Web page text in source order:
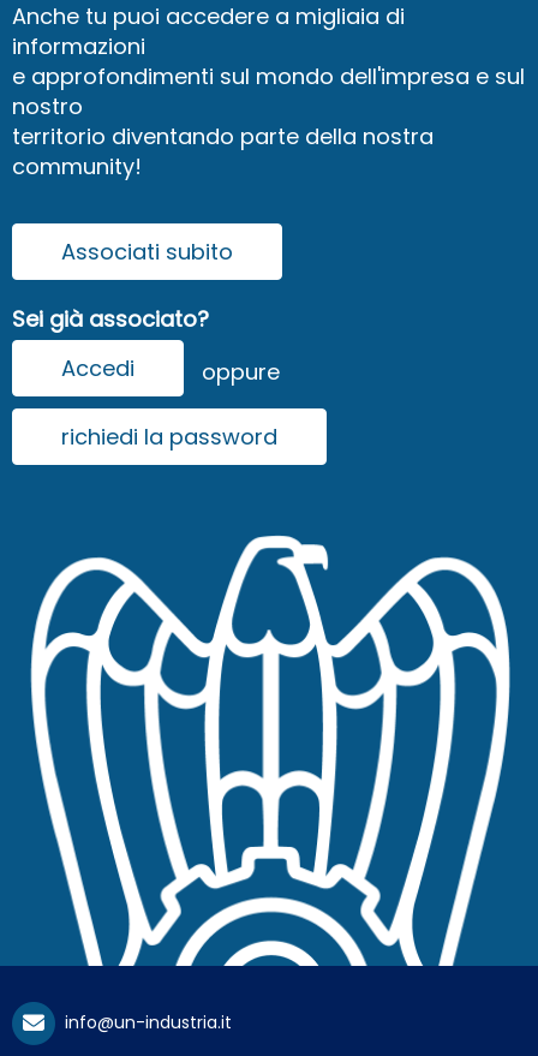
Anche tu puoi accedere a migliaia di
informazioni
e approfondimenti sul mondo dell'impresa e sul
nostro
territorio diventando parte della nostra
community!
Associati subito
Sei già associato?
Accedi
oppure
richiedi la password
info@un-industria.it